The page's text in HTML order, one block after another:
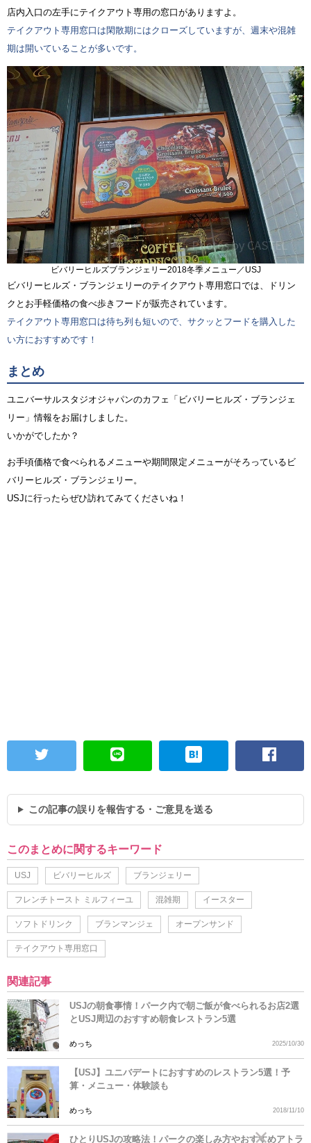
店内入口の左手にテイクアウト専用の窓口がありますよ。
テイクアウト専用窓口は閑散期にはクローズしていますが、週末や混雑
期は開いていることが多いです。
ビバリーヒルズブランジェリー2018冬季メニュー／USJ
ビバリーヒルズ・ブランジェリーのテイクアウト専用窓口では、ドリン
クとお手軽価格の食べ歩きフードが販売されています。
テイクアウト専用窓口は待ち列も短いので、サクッとフードを購入した
い方におすすめです！
まとめ
ユニバーサルスタジオジャパンのカフェ「ビバリーヒルズ・ブランジェ
リー」情報をお届けしました。
いかがでしたか？
お手頃価格で食べられるメニューや期間限定メニューがそろっているビ
バリーヒルズ・ブランジェリー。
USJに行ったらぜひ訪れてみてくださいね！
この記事の誤りを報告する・ご意見を送る
このまとめに関するキーワード
USJ ビバリーヒルズ ブランジェリー
フレンチトースト ミルフィーユ 混雑期 イースター
ソフトドリンク ブランマンジェ オープンサンド
テイクアウト専用窓口
関連記事
USJの朝食事情！パーク内で朝ご飯が食べられるお店2選
とUSJ周辺のおすすめ朝食レストラン5選
めっち 2025/10/30
【USJ】ユニバデートにおすすめのレストラン5選！予
算・メニュー・体験談も
めっち 2018/11/10
ひとりUSJの攻略法！パークの楽しみ方やおすすめアトラ